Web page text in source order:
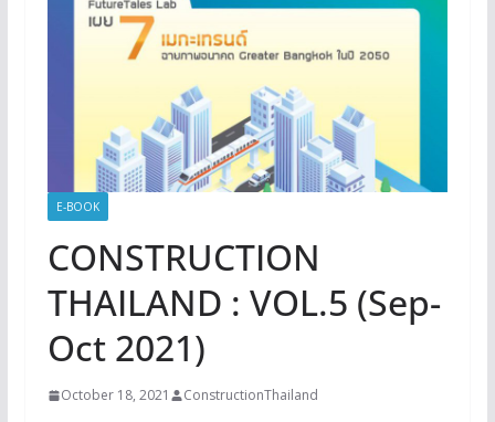
E-BOOK
CONSTRUCTION
THAILAND : VOL.5 (Sep-
Oct 2021)
October 18, 2021 ConstructionThailand